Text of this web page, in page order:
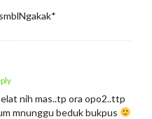
nih mas..tp ora opo2..ttp
mnunggu beduk bukpus